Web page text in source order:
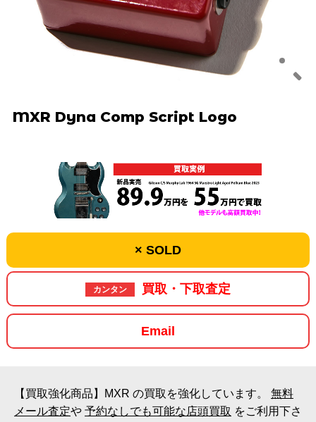
MXR Dyna Comp Script Logo
× SOLD
カンタン 買取・下取査定
Email
【買取強化商品】MXR の買取を強化しています。 無料
メール査定や 予約なしでも可能な店頭買取 をご利用下さ